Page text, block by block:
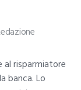
risparmiatore
banca. Lo